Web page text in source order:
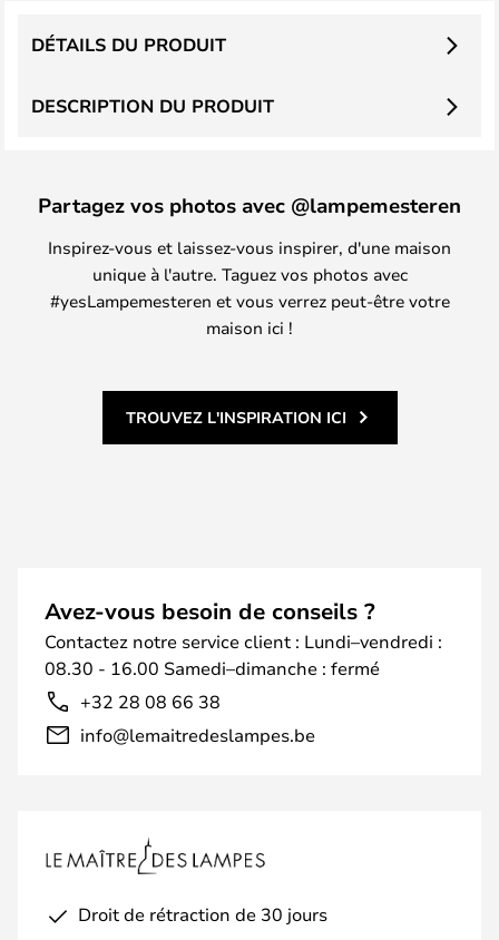
DESCRIPTION DU PRODUIT
DÉTAILS DU PRODUIT
Partagez vos photos avec @lampemesteren
Inspirez-vous et laissez-vous inspirer, d'une maison
unique à l'autre. Taguez vos photos avec
#yesLampemesteren et vous verrez peut-être votre
maison ici !
TROUVEZ L'INSPIRATION ICI
Avez-vous besoin de conseils ?
Contactez notre service client : Lundi–vendredi :
08.30 - 16.00 Samedi–dimanche : fermé
+32 28 08 66 38
info@lemaitredeslampes.be
Droit de rétraction de 30 jours